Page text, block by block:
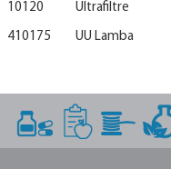
10120
Ultrafiltre
410175 UU Lamba